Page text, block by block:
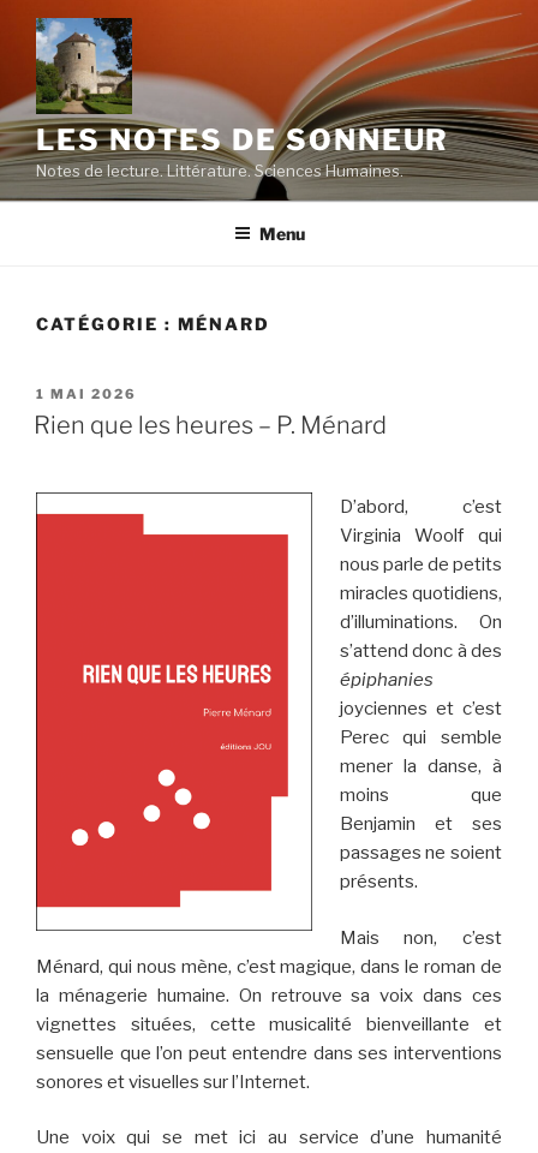
contenu
principal
LES NOTES DE SONNEUR
Notes de lecture. Littérature. Sciences Humaines.
Menu
CATÉGORIE : MÉNARD
PUBLIÉ
LE
1 MAI 2026
Rien que les heures – P. Ménard
D’abord, c’est
Virginia Woolf qui
nous parle de petits
miracles quotidiens,
d’illuminations. On
s’attend donc à des
épiphanies
joyciennes et c’est
Perec qui semble
mener la danse, à
moins que
Benjamin et ses
passages ne soient
présents.
Mais non, c’est
Ménard, qui nous mène, c’est magique, dans le roman de
la ménagerie humaine. On retrouve sa voix dans ces
vignettes situées, cette musicalité bienveillante et
sensuelle que l’on peut entendre dans ses interventions
sonores et visuelles sur l’Internet.
Une voix qui se met ici au service d’une humanité